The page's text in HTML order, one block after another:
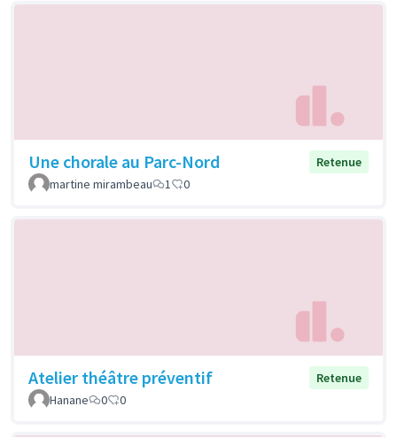
Une chorale au Parc-Nord
Retenue
martine mirambeau
1 0
Atelier théâtre préventif
Retenue
Hanane
0 0